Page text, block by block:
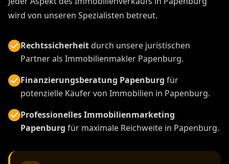
wird von unseren Spezialisten betreut.
Rechtssicherheitdurch unsere juristischen
Partner als Immobilienmakler Papenburg.
Finanzierungsberatung Papenburg für
potenzielle Käufer von Immobilien in Papenburg.
Professionelles Immobilienmarketing
Papenburg für maximale Reichweite in Papenburg.